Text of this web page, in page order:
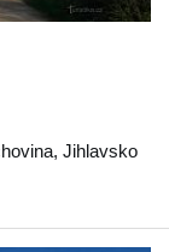
, Jihlavsko